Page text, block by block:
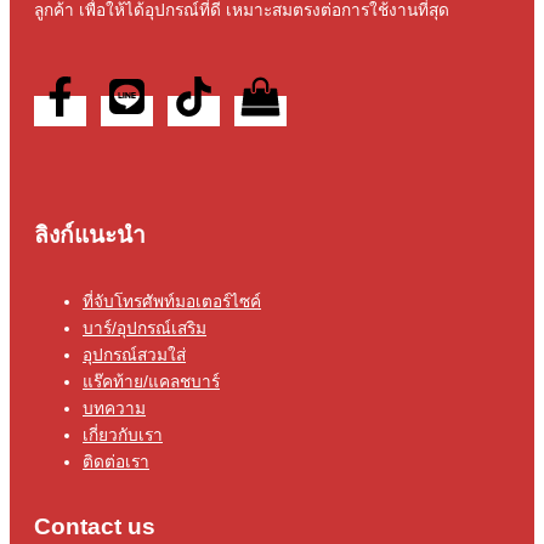
ลูกค้า เพื่อให้ได้อุปกรณ์ที่ดี เหมาะสมตรงต่อการใช้งานที่สุด
ลิงก์แนะนำ
ที่จับโทรศัพท์มอเตอร์ไซค์
บาร์/อุปกรณ์เสริม
อุปกรณ์สวมใส่
แร๊คท้าย/แคลชบาร์
บทความ
เกี่ยวกับเรา
ติดต่อเรา
Contact us